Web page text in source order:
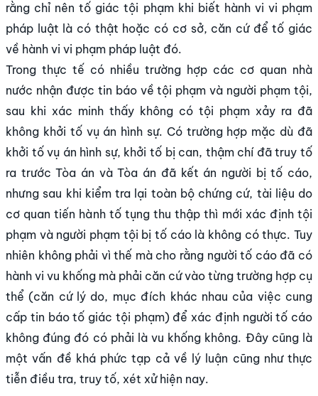
rằng chỉ nên tố giác tội phạm khi biết hành vi vi phạm
pháp luật là có thật hoặc có cơ sở, căn cứ để tố giác
về hành vi vi phạm pháp luật đó.
Trong thực tế có nhiều trường hợp các cơ quan nhà
nước nhận được tin báo về tội phạm và người phạm tội,
sau khi xác minh thấy không có tội phạm xảy ra đã
không khởi tố vụ án hình sự. Có trường hợp mặc dù đã
khởi tố vụ án hình sự, khởi tố bị can, thậm chí đã truy tố
ra trước Tòa án và Tòa án đã kết án người bị tố cáo,
nhưng sau khi kiểm tra lại toàn bộ chứng cứ, tài liệu do
cơ quan tiến hành tố tụng thu thập thì mới xác định tội
phạm và người phạm tội bị tố cáo là không có thực. Tuy
nhiên không phải vì thế mà cho rằng người tố cáo đã có
hành vi vu khống mà phải căn cứ vào từng trường hợp cụ
thể (căn cứ lý do, mục đích khác nhau của việc cung
cấp tin báo tố giác tội phạm) để xác định người tố cáo
không đúng đó có phải là vu khống không. Đây cũng là
một vấn đề khá phức tạp cả về lý luận cũng như thực
tiễn điều tra, truy tố, xét xử hiện nay.